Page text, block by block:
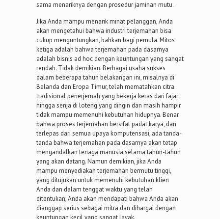
sama menariknya dengan prosedur jaminan mutu.
Jika Anda mampu menarik minat pelanggan, Anda
akan mengetahui bahwa industri terjemahan bisa
cukup menguntungkan, bahkan bagi pemula. Mitos
ketiga adalah bahwa terjemahan pada dasarnya
adalah bisnis ad hoc dengan keuntungan yang sangat
rendah. Tidak demikian. Berbagai usaha sukses
dalam beberapa tahun belakangan ini, misalnya di
Belanda dan Eropa Timur, telah mematahkan citra
tradisional penerjemah yang bekerja keras dari fajar
hingga senja di loteng yang dingin dan masih hampir
tidak mampu memenuhi kebutuhan hidupnya. Benar
bahwa proses terjemahan bersifat padat karya, dan
terlepas dari semua upaya komputerisasi, ada tanda-
tanda bahwa terjemahan pada dasarnya akan tetap
mengandalkan tenaga manusia selama tahun-tahun
yang akan datang. Namun demikian, jika Anda
mampu menyediakan terjemahan bermutu tinggi,
yang ditujukan untuk memenuhi kebutuhan klien
Anda dan dalam tenggat waktu yang telah
ditentukan, Anda akan mendapati bahwa Anda akan
dianggap serius sebagai mitra dan dihargai dengan
keuntungan kecil yang sangat layak.